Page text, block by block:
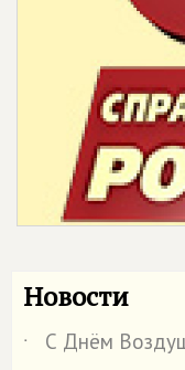
Новости
˙
С Днём